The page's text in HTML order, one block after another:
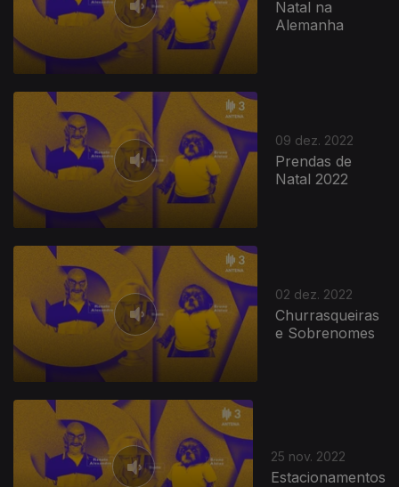
Natal na
Alemanha
09 dez. 2022
Prendas de
Natal 2022
02 dez. 2022
Churrasqueiras
e Sobrenomes
656408
25 nov. 2022
Estacionamentos